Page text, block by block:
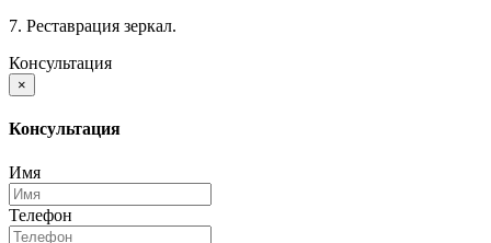
7. Реставрация зеркал.
Консультация
×
Консультация
Имя
Телефон